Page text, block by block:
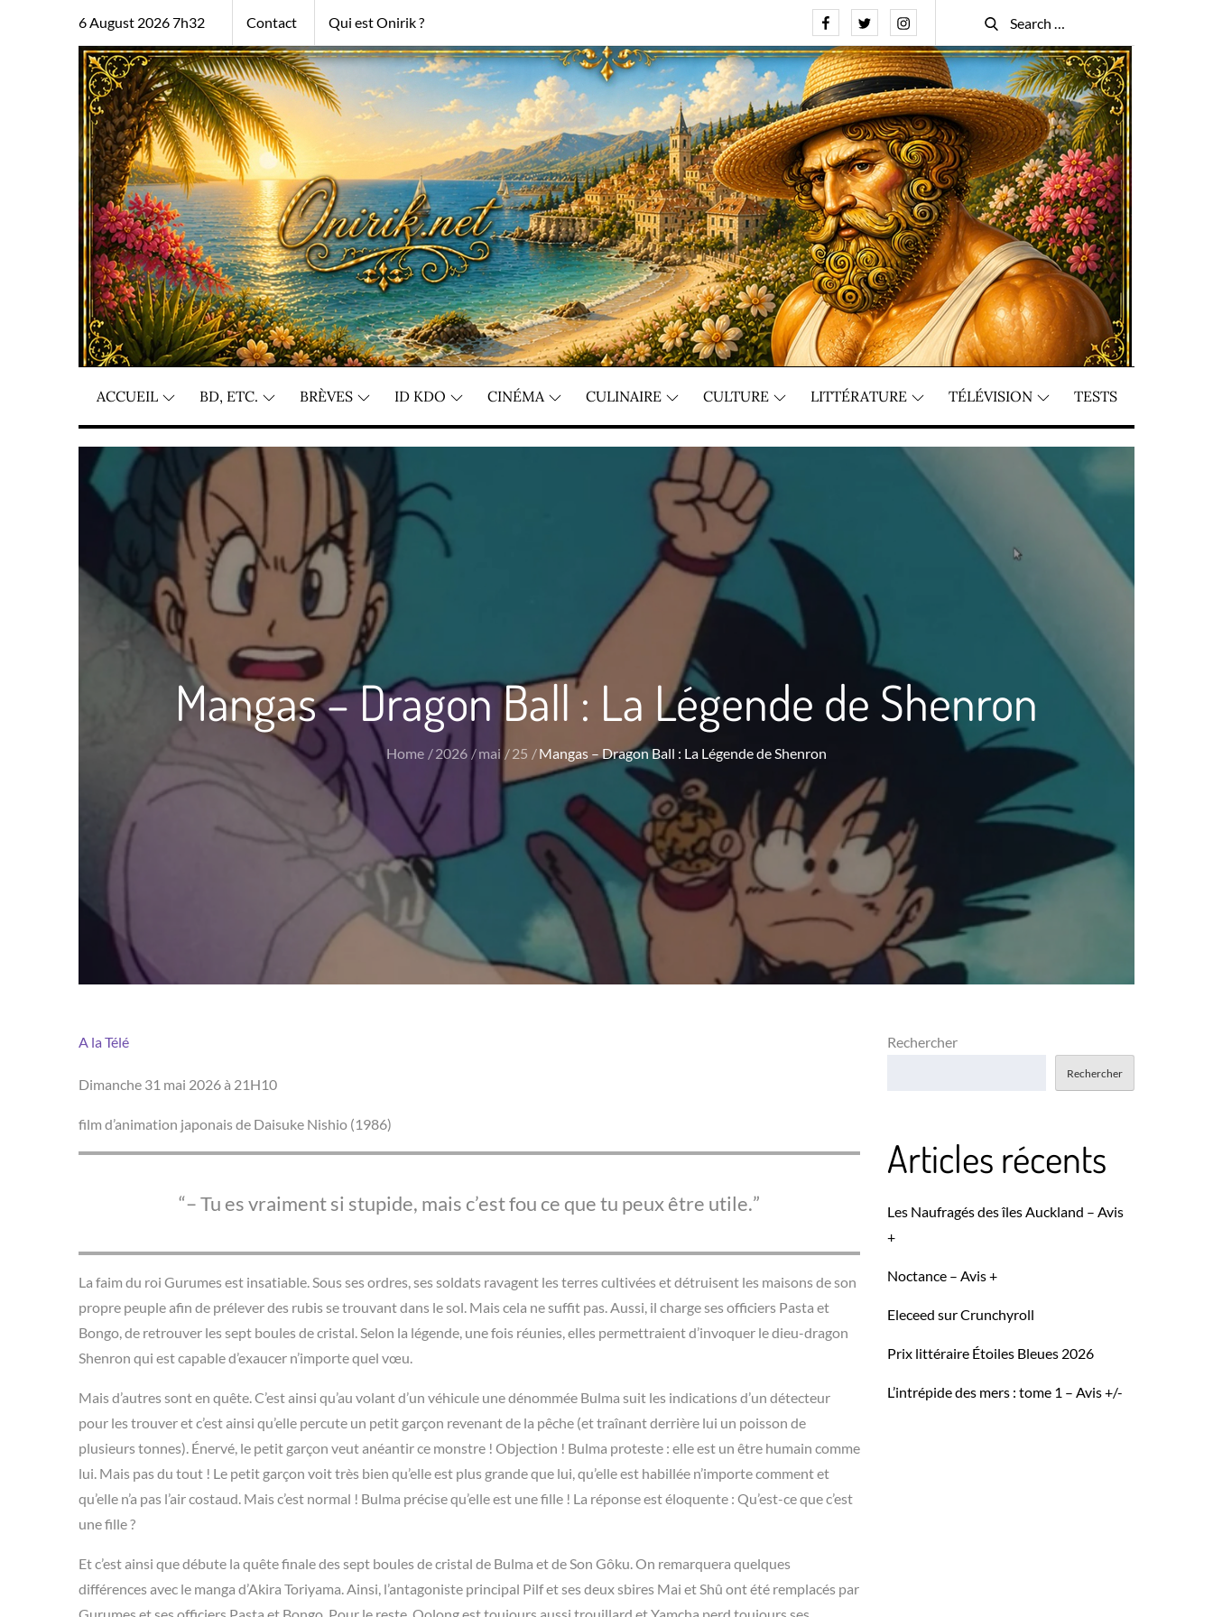
6 August 2026 7h32 Contact Qui est Onirik ? FacebookTwitterInstagram
Search
for:
Search
ACCUEIL BD, ETC. BRÈVES ID KDO CINÉMA CULINAIRE CULTURE LITTÉRATURE TÉLÉVISION TESTS
Mangas – Dragon Ball : La Légende de Shenron
Home 2026 mai 25 Mangas – Dragon Ball : La Légende de Shenron
A la Télé
Dimanche 31 mai 2026 à 21H10
film d’animation japonais de Daisuke Nishio (1986)
– Tu es vraiment si stupide, mais c’est fou ce que tu peux être utile.
La faim du roi Gurumes est insatiable. Sous ses ordres, ses soldats ravagent les terres cultivées et détruisent les maisons de son
propre peuple afin de prélever des rubis se trouvant dans le sol. Mais cela ne suffit pas. Aussi, il charge ses officiers Pasta et
Bongo, de retrouver les sept boules de cristal. Selon la légende, une fois réunies, elles permettraient d’invoquer le dieu-dragon
Shenron qui est capable d’exaucer n’importe quel vœu.
Mais d’autres sont en quête. C’est ainsi qu’au volant d’un véhicule une dénommée Bulma suit les indications d’un détecteur
pour les trouver et c’est ainsi qu’elle percute un petit garçon revenant de la pêche (et traînant derrière lui un poisson de
plusieurs tonnes). Énervé, le petit garçon veut anéantir ce monstre ! Objection ! Bulma proteste : elle est un être humain comme
lui. Mais pas du tout ! Le petit garçon voit très bien qu’elle est plus grande que lui, qu’elle est habillée n’importe comment et
qu’elle n’a pas l’air costaud. Mais c’est normal ! Bulma précise qu’elle est une fille ! La réponse est éloquente : Qu’est-ce que c’est
une fille ?
Et c’est ainsi que débute la quête finale des sept boules de cristal de Bulma et de Son Gôku. On remarquera quelques
différences avec le manga d’Akira Toriyama. Ainsi, l’antagoniste principal Pilf et ses deux sbires Mai et Shû ont été remplacés par
Rechercher
Rechercher
Articles récents
Les Naufragés des îles Auckland – Avis
+
Noctance – Avis +
Eleceed sur Crunchyroll
Prix littéraire Étoiles Bleues 2026
L’intrépide des mers : tome 1 – Avis +/-